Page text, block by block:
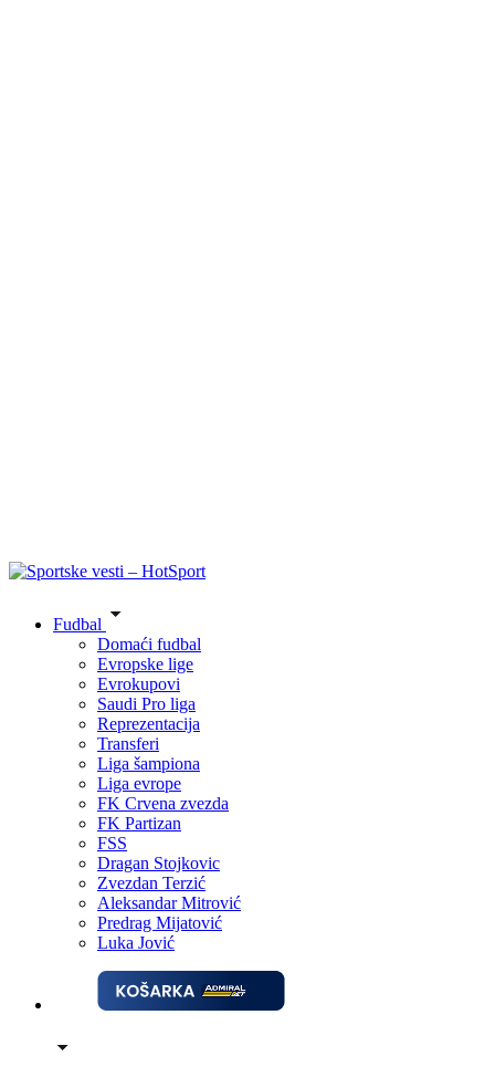
Fudbal
Domaći fudbal
Evropske lige
Evrokupovi
Saudi Pro liga
Reprezentacija
Transferi
Liga šampiona
Liga evrope
FK Crvena zvezda
FK Partizan
FSS
Dragan Stojkovic
Zvezdan Terzić
Aleksandar Mitrović
Predrag Mijatović
Luka Jović